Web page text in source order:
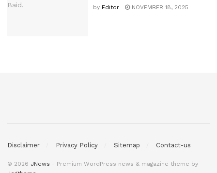
by Editor NOVEMBER 18, 2025
Disclaimer Privacy Policy Sitemap Contact-us
© 2026 JNews - Premium WordPress news & magazine theme by